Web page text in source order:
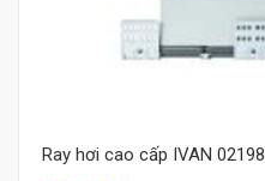
Ray hơi cao cấp IVAN 02198